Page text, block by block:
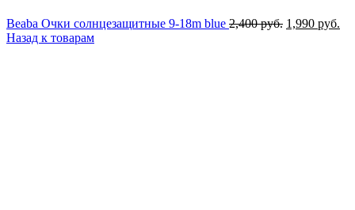
Beaba Очки солнцезащитные 9-18m blue 2,400руб. 1,990 руб.
Назад к товарам